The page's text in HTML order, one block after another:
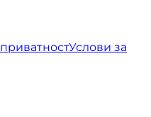
Услови за